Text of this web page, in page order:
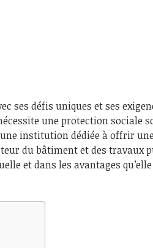
ses défis uniques et ses
une protection sociale
institution dédiée à offrir
du bâtiment et des travaux
et dans les avantages